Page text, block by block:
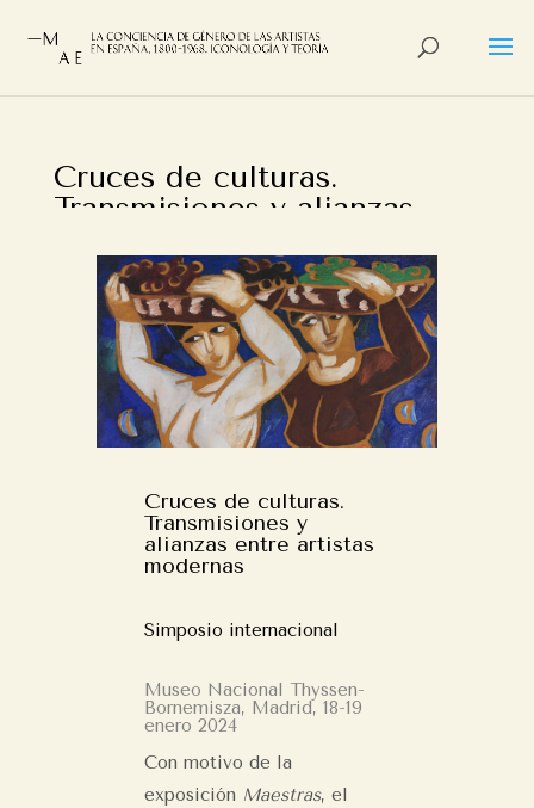
Cruces de culturas.
Transmisiones y alianzas
Alberto Castan
Cruces de culturas.
Transmisiones y
alianzas entre artistas
modernas
Simposio internacional
Museo Nacional Thyssen-
Bornemisza, Madrid, 18-19
enero 2024
Con motivo de la
exposición Maestras, el